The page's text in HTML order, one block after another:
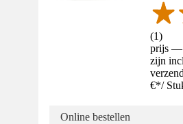
(1)
prijs —
zijn
€*/
Online bestellen